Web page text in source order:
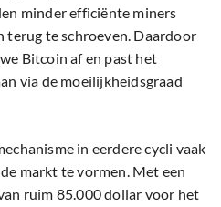
minder efficiënte miners
te schroeven. Daardoor
Bitcoin af en past het
via de moeilijkheidsgraad
in eerdere cycli vaak
markt te vormen. Met een
ruim 85.000 dollar voor het